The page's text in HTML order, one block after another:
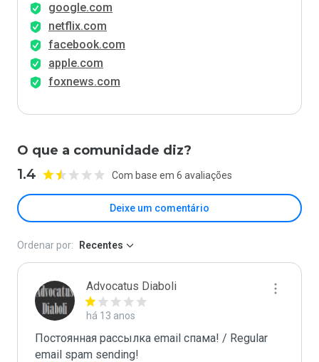
google.com
netflix.com
facebook.com
apple.com
foxnews.com
O que a comunidade diz?
1.4 Com base em 6 avaliações
Deixe um comentário
Ordenar por: Recentes
Advocatus Diaboli
há 13 anos
Постоянная рассылка email спама! / Regular
email spam sending!